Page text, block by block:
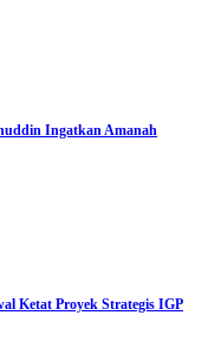
Ingatkan Amanah
Ketat Proyek Strategis IGP